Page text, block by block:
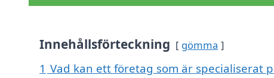
Innehållsförteckning gömma
1 Vad kan ett företag som är specialiserat